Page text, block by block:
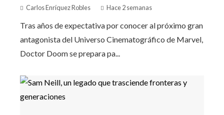
Carlos Enríquez Robles Hace 2 semanas
Tras años de expectativa por conocer al próximo gran
antagonista del Universo Cinematográfico de Marvel,
Doctor Doom se prepara pa...